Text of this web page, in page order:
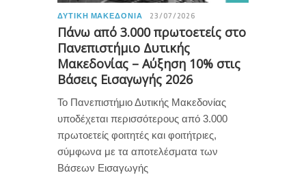
ΔΥΤΙΚΉ ΜΑΚΕΔΟΝΊΑ 23/07/2026
Πάνω από 3.000 πρωτοετείς στο
Πανεπιστήμιο Δυτικής
Μακεδονίας – Αύξηση 10% στις
Βάσεις Εισαγωγής 2026
Το Πανεπιστήμιο Δυτικής Μακεδονίας
υποδέχεται περισσότερους από 3.000
πρωτοετείς φοιτητές και φοιτήτριες,
σύμφωνα με τα αποτελέσματα των
Βάσεων Εισαγωγής